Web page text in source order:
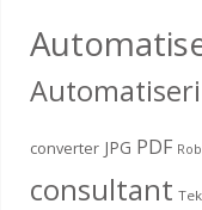
converter JPG PDF
consultant